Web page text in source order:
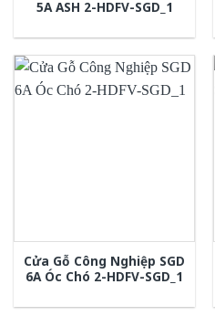
5A ASH 2-HDFV-SGD_1
Cửa Gỗ Công Nghiệp SGD
6A Óc Chó 2-HDFV-SGD_1